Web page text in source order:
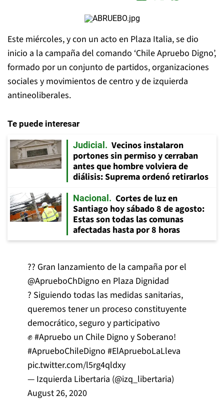
Este miércoles, y con un acto en Plaza Italia, se dio
inicio a la campaña del comando ‘Chile Apruebo Digno’,
formado por un conjunto de partidos, organizaciones
sociales y movimientos de centro y de izquierda
antineoliberales.
Te puede interesar
Judicial
Vecinos instalaron
portones sin permiso y cerraban
antes que hombre volviera de
diálisis: Suprema ordenó retirarlos
Nacional
Cortes de luz en
Santiago hoy sábado 8 de agosto:
Estas son todas las comunas
afectadas hasta por 8 horas
?? Gran lanzamiento de la campaña por el
@AprueboChDigno en Plaza Dignidad
? Siguiendo todas las medidas sanitarias,
queremos tener un proceso constituyente
democrático, seguro y participativo
✊#Apruebo un Chile Digno y Soberano!
#AprueboChileDigno #ElAprueboLaLleva
pic.twitter.com/l5rg4qldxy
— Izquierda Libertaria (@izq_libertaria)
August 26, 2020